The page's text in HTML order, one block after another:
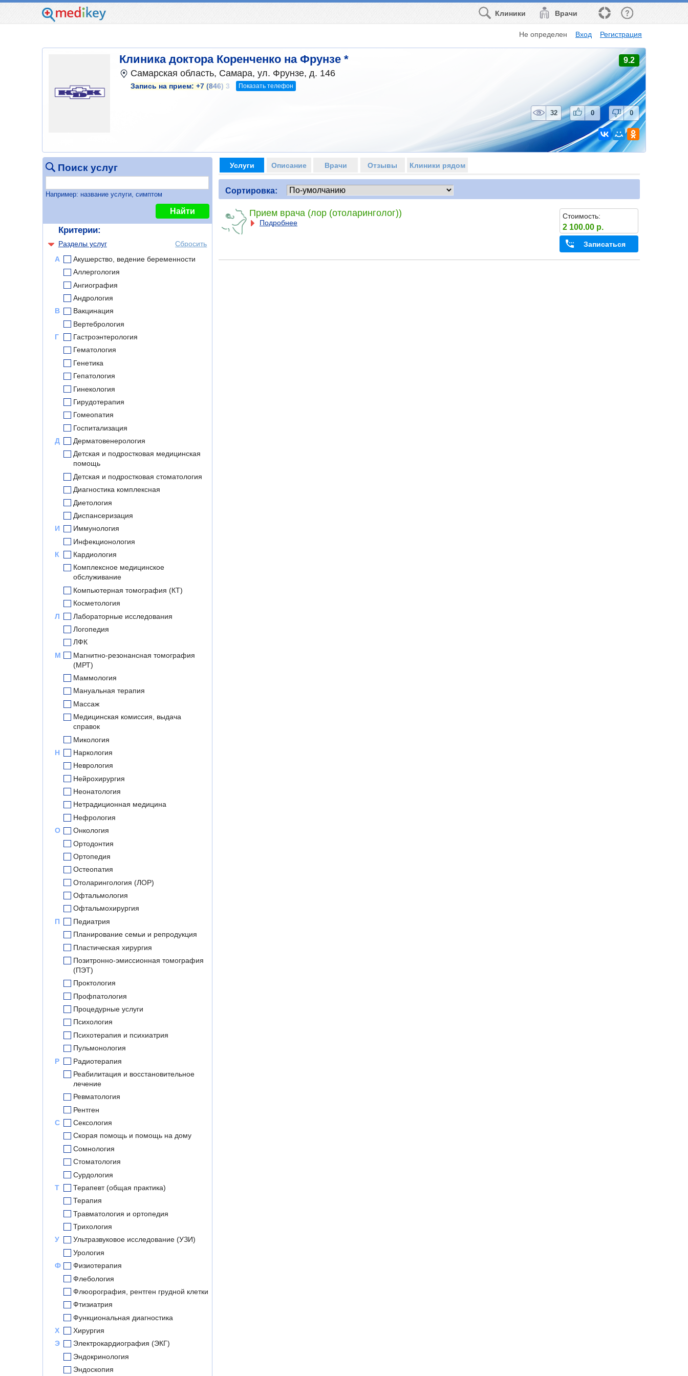
Врачи
Клиники
Не определен Вход Регистрация
Клиника доктора Коренченко на Фрунзе * 9.2
Самарская область, Самара, ул. Фрунзе, д. 146
Запись на прием: +7 (846) 3 Показать телефон
32 0 0
Поиск услуг
Например: название услуги, симптом
Найти
Критерии:
Разделы услуг
Сбросить
А
Акушерство, ведение беременности
Аллергология
Ангиография
Андрология
В
Вакцинация
Вертебрология
Г
Гастроэнтерология
Гематология
Генетика
Гепатология
Гинекология
Гирудотерапия
Гомеопатия
Госпитализация
Д
Дерматовенерология
Детская и подростковая медицинская
помощь
Детская и подростковая стоматология
Диагностика комплексная
Диетология
Диспансеризация
И
Иммунология
Инфекционология
К
Кардиология
Комплексное медицинское
обслуживание
Компьютерная томография (КТ)
Косметология
Л
Лабораторные исследования
Логопедия
ЛФК
М
Магнитно-резонансная томография
(МРТ)
Маммология
Мануальная терапия
Массаж
Медицинская комиссия, выдача
справок
Микология
Н
Наркология
Неврология
Нейрохирургия
Неонатология
Нетрадиционная медицина
Нефрология
О
Онкология
Ортодонтия
Ортопедия
Остеопатия
Отоларингология (ЛОР)
Офтальмология
Офтальмохирургия
П
Педиатрия
Планирование семьи и репродукция
Пластическая хирургия
Позитронно-эмиссионная томография
(ПЭТ)
Проктология
Профпатология
Процедурные услуги
Психология
Психотерапия и психиатрия
Пульмонология
Р
Радиотерапия
Реабилитация и восстановительное
лечение
Ревматология
Рентген
С
Сексология
Скорая помощь и помощь на дому
Сомнология
Стоматология
Сурдология
Т
Терапевт (общая практика)
Терапия
Травматология и ортопедия
Трихология
У
Ультразвуковое исследование (УЗИ)
Урология
Ф
Физиотерапия
Флебология
Флюорография, рентген грудной клетки
Фтизиатрия
Функциональная диагностика
Х
Хирургия
Э
Электрокардиография (ЭКГ)
Эндокринология
Эндоскопия
Услуги Описание Врачи Отзывы Клиники рядом
Сортировка:
Прием врача (лор (отоларинголог))
Подробнее
Стоимость:
2 100.00 р.
Записаться